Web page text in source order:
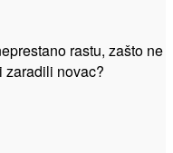
rastu, zašto ne
zaradili novac?